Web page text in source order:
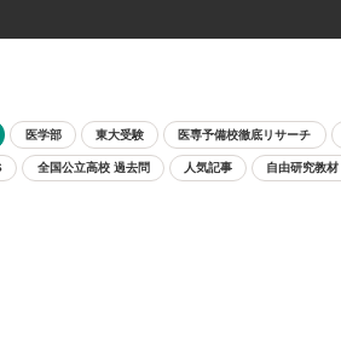
医学部 東大受験 医専予備校徹底リサーチ
全国公立高校 過去問 人気記事 自由研究教材